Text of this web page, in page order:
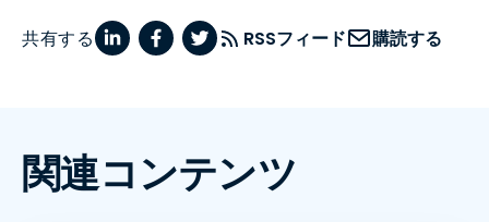
共有する RSSフィード 購読する
関連コンテンツ